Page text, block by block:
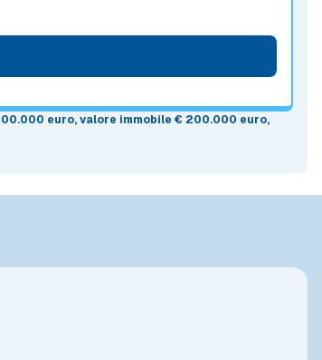
euro, valore immobile € 200.000 euro,